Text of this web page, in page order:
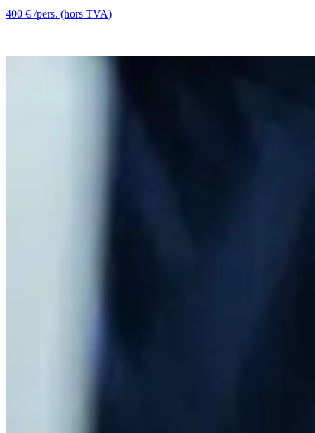
400 € /pers. (hors TVA)